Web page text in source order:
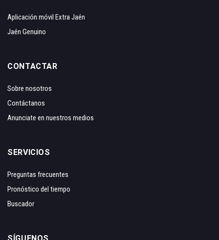
Aplicación móvil Extra Jaén
Jaén Genuino
CONTACTAR
Sobre nosotros
Contáctanos
Anunciate en nuestros medios
SERVICIOS
Preguntas frecuentes
Pronóstico del tiempo
Buscador
SÍGUENOS